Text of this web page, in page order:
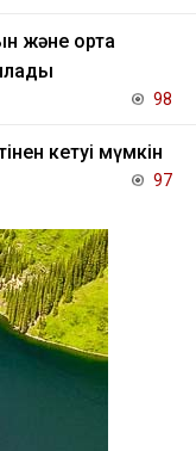
және орта
98
кетуі мүмкін
97